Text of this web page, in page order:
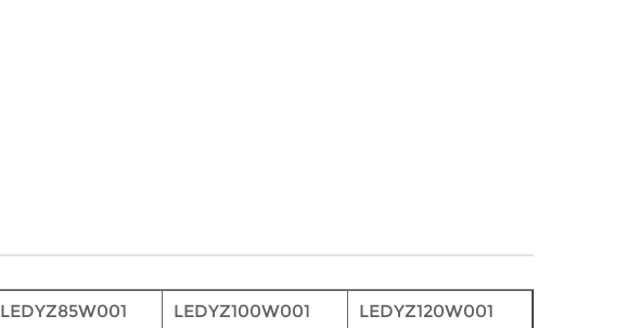
LEDYZ85W001 LEDYZ100W001 LEDYZ120W001